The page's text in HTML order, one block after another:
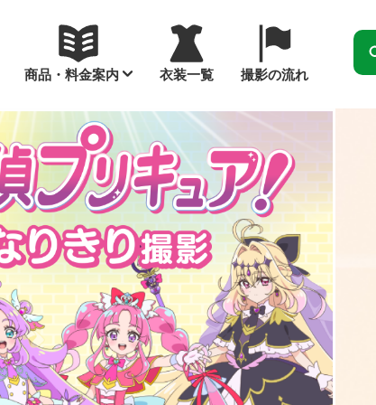
商品・料金案内 衣装一覧 撮影の流れ